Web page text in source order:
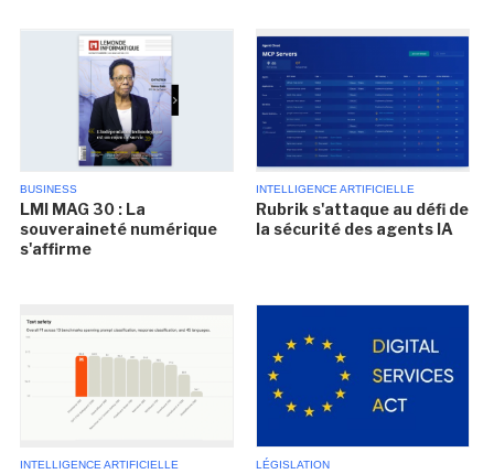
BUSINESS
LMI MAG 30 : La
souveraineté numérique
s'affirme
INTELLIGENCE ARTIFICIELLE
Rubrik s'attaque au défi de
la sécurité des agents IA
INTELLIGENCE ARTIFICIELLE LÉGISLATION